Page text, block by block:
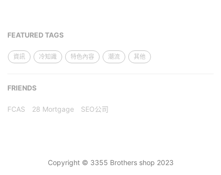
FEATURED TAGS
資訊 冷知識 特色內容 潮流 其他
FRIENDS
FCAS 28 Mortgage SEO公司
Copyright © 3355 Brothers shop 2023